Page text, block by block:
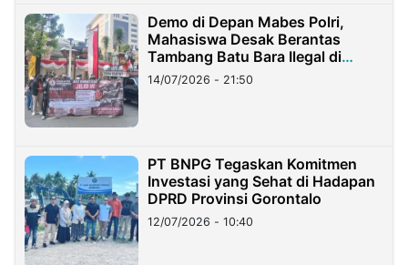
Demo di Depan Mabes Polri,
Mahasiswa Desak Berantas
Tambang Batu Bara Ilegal di
Lampung
14/07/2026 - 21:50
PT BNPG Tegaskan Komitmen
Investasi yang Sehat di Hadapan
DPRD Provinsi Gorontalo
12/07/2026 - 10:40